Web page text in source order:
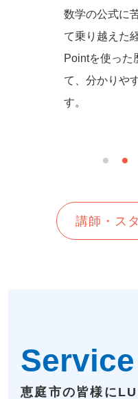
数学の公式に
て乗り越えた
Pointを使った
て、分かりや
す。
講師・ス
Service
恵庭市の皆様に